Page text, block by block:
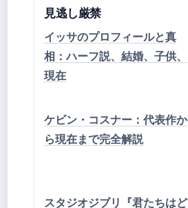
見逃し厳禁
イッサのプロフィールと真
相：ハーフ説、結婚、子供、
現在
ケビン・コスナー：代表作か
ら現在まで完全解説
スタジオジブリ『君たちはど